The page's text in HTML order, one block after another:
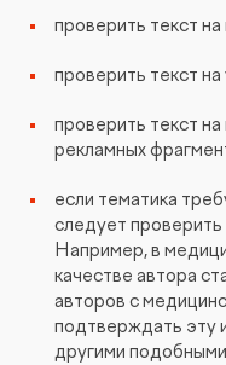
проверить текст
проверить текст на
проверить текст
рекламных
если тематика
следует
Например, в
качестве автора
авторов с
подтверждать эту
другими